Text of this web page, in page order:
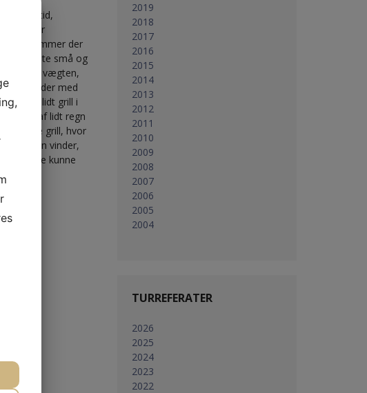
til vintertid,
efter
medlemmer der
de fleste små og
kom på vægten,
kg. og der med
på lidt grill i
pga. af lidt regn
grill, hvor
til dagen vinder,
kunne
2019
2018
2017
2016
2015
2014
2013
2012
2011
2010
2009
2008
2007
2006
2005
2004
TURREFERATER
2026
2025
2024
2023
2022